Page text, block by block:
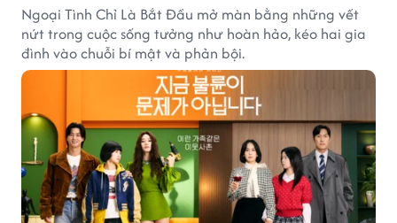
Ngoại Tình Chỉ Là Bắt Đầu mở màn bằng những vết
nứt trong cuộc sống tưởng như hoàn hảo, kéo hai gia
đình vào chuỗi bí mật và phản bội.